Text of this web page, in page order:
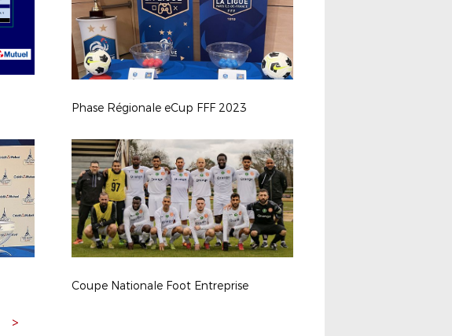
Phase Régionale eCup FFF 2023
Coupe Nationale Foot Entreprise
>